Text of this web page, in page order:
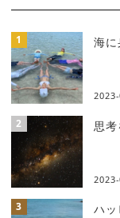
海に
思
ハ